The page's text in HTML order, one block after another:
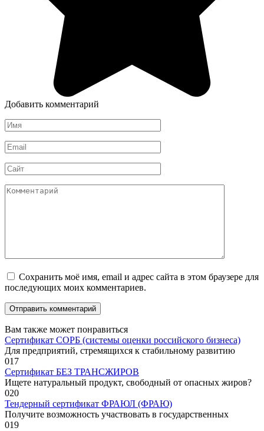
Добавить комментарий
Имя
*
Email
*
Сайт
Комментарий
Сохранить моё имя, email и адрес сайта в этом браузере для
последующих моих комментариев.
Вам также может понравиться
Сертификат СОРБ (системы оценки российского бизнеса)
Для предприятий, стремящихся к стабильному развитию
017
Сертификат БЕЗ ТРАНСЖИРОВ
Ищете натуральный продукт, свободный от опасных жиров?
020
Тендерный сертификат ФРАЮЛ (ФРАЮ)
Получите возможность участвовать в государственных
019